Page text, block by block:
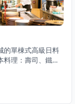
的單棟式高級日料
料理：壽司、鐵板
。環境優美舒
會及商業用餐。
式料理，提供卓